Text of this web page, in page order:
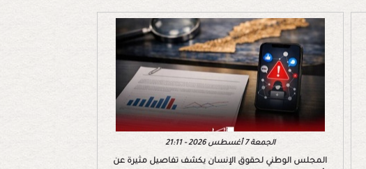
الجمعة 7 أغسطس 2026 - 21:11
المجلس الوطني لحقوق الإنسان يكشف تفاصيل مثيرة عن